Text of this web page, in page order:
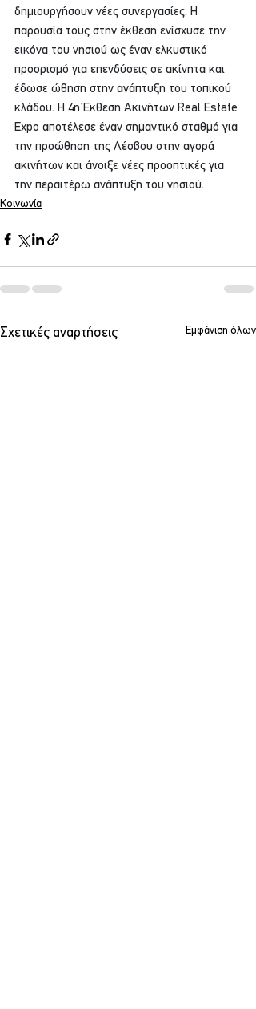
δημιουργήσουν νέες συνεργασίες. Η
παρουσία τους στην έκθεση ενίσχυσε την
εικόνα του νησιού ως έναν ελκυστικό
προορισμό για επενδύσεις σε ακίνητα και
έδωσε ώθηση στην ανάπτυξη του τοπικού
κλάδου. Η 4η Έκθεση Ακινήτων Real Estate
Expo αποτέλεσε έναν σημαντικό σταθμό για
την προώθηση της Λέσβου στην αγορά
ακινήτων και άνοιξε νέες προοπτικές για
την περαιτέρω ανάπτυξη του νησιού.
Κοινωνία
Σχετικές αναρτήσεις Εμφάνιση όλων